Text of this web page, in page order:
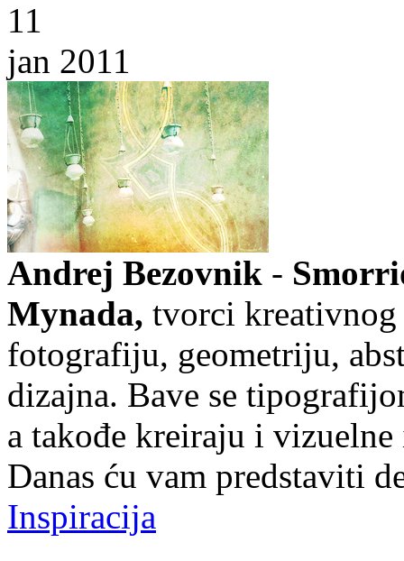
11
jan 2011
Andrej Bezovnik -
Mynada, tvorci
fotografiju, geometriju,
dizajna. Bave se
a takođe kreiraju i
Danas ću vam predstaviti
Inspiracija